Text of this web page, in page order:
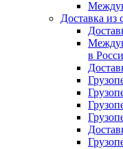
Доставка из
в